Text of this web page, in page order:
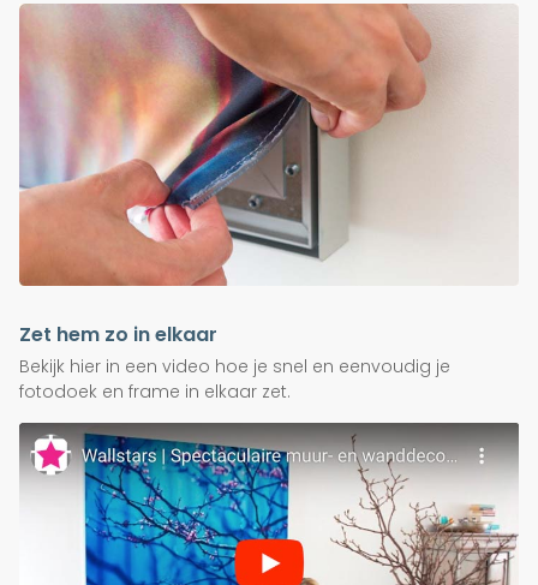
Zet hem zo in elkaar
Bekijk hier in een video hoe je snel en eenvoudig je
fotodoek en frame in elkaar zet.